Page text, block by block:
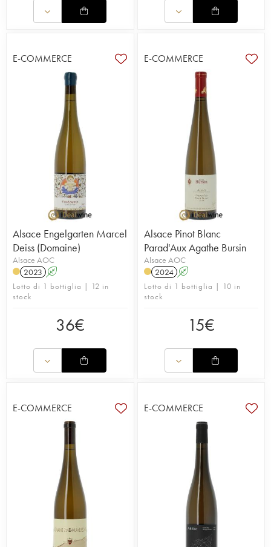
E-COMMERCE
Alsace Engelgarten Marcel
Deiss (Domaine)
Alsace AOC
2023 A
Lotto di 1 bottiglia | 12 in
stock
36€
E-COMMERCE
Alsace Pinot Blanc
Parad'Aux Agathe Bursin
Alsace AOC
2024 A
Lotto di 1 bottiglia | 10 in
stock
15€
E-COMMERCE E-COMMERCE